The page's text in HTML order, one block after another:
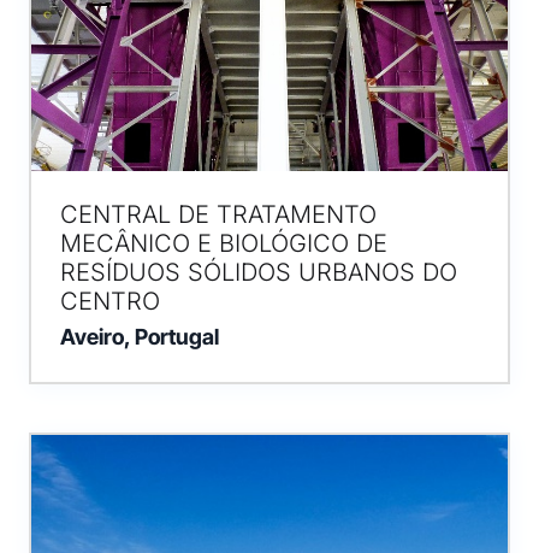
CENTRAL DE TRATAMENTO
MECÂNICO E BIOLÓGICO DE
RESÍDUOS SÓLIDOS URBANOS DO
CENTRO
Aveiro, Portugal